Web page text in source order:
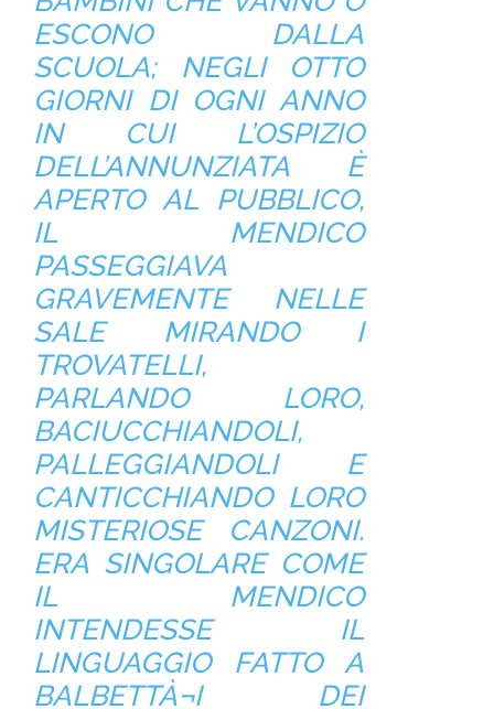
ESCONO DALLA
SCUOLA; NEGLI OTTO
GIORNI DI OGNI ANNO
IN CUI L’OSPIZIO
DELL’ANNUNZIATA È
APERTO AL PUBBLICO,
IL MENDICO
PASSEGGIAVA
GRAVEMENTE NELLE
SALE MIRANDO I
TROVATELLI,
PARLANDO LORO,
BACIUCCHIANDOLI,
PALLEGGIANDOLI E
CANTICCHIANDO LORO
MISTERIOSE CANZONI.
ERA SINGOLARE COME
IL MENDICO
INTENDESSE IL
LINGUAGGIO FATTO A
BALBETTÀ¬I DEI